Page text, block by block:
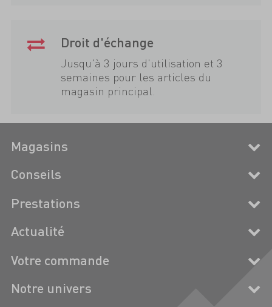
Droit d'échange
Jusqu'à 3 jours d'utilisation et 3
semaines pour les articles du
magasin principal.
Magasins
Conseils
Prestations
Actualité
Votre commande
Notre univers